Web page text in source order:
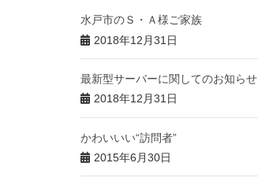
水戸市のＳ・Ａ様ご家族
2018年12月31日
最新型サーバーに関してのお知らせ
2018年12月31日
かわいいい“訪問者”
2015年6月30日